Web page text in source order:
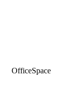
OfficeSpace